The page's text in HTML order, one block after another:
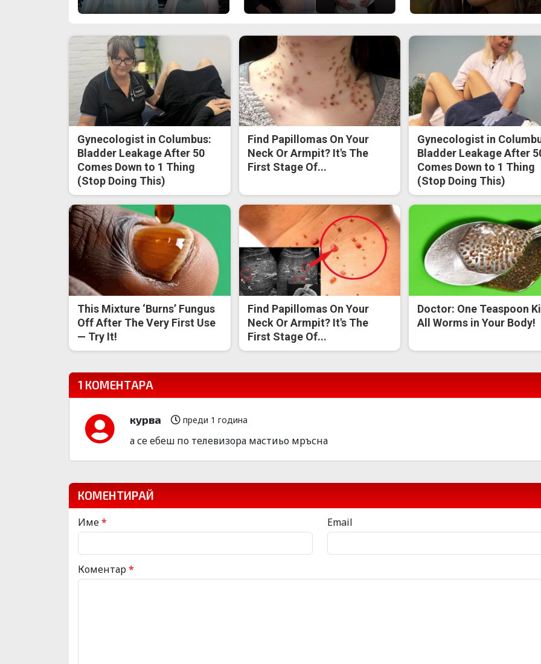
Gynecologist in Columbus:
Bladder Leakage After 50
Comes Down to 1 Thing
(Stop Doing This)
Find Papillomas On Your
Neck Or Armpit? It's The
First Stage Of...
Gynecologist in
Bladder Leakage After
Comes Down to 1 Thing
(Stop Doing This)
This Mixture ‘Burns’ Fungus
Off After The Very First Use
— Try It!
Find Papillomas On Your
Neck Or Armpit? It's The
First Stage Of...
Doctor: One Teaspoon
All Worms in Your Body!
1 КОМЕНТАРА
курва преди 1 година
а се ебеш по телевизора мастиьо мръсна
КОМЕНТИРАЙ
Име* Email
Коментар*